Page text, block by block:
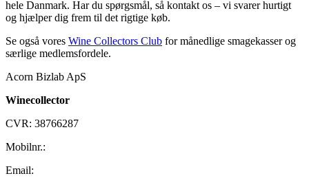
hele Danmark. Har du spørgsmål, så kontakt os – vi svarer hurtigt
og hjælper dig frem til det rigtige køb.
Se også vores Wine Collectors Club for månedlige smagekasser og
særlige medlemsfordele.
Acorn Bizlab ApS
Winecollector
CVR: 38766287
Mobilnr.:
Email: